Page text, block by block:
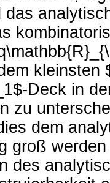
das
kleinsten
Deck in
zu
dem
groß
des